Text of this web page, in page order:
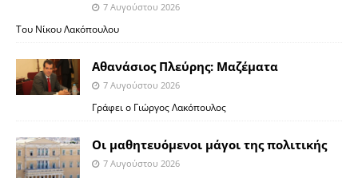
7 Αυγούστου 2026
Του Νίκου Λακόπουλου
Αθανάσιος Πλεύρης: Μαζέματα
7 Αυγούστου 2026
Γράφει ο Γιώργος Λακόπουλος
Οι μαθητευόμενοι μάγοι της πολιτικής
7 Αυγούστου 2026